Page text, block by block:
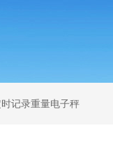
记录重量电子秤